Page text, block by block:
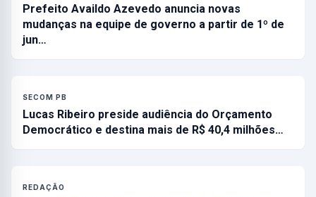
Prefeito Availdo Azevedo anuncia novas
mudanças na equipe de governo a partir de 1º de
jun…
SECOM PB
Lucas Ribeiro preside audiência do Orçamento
Democrático e destina mais de R$ 40,4 milhões…
REDAÇÃO